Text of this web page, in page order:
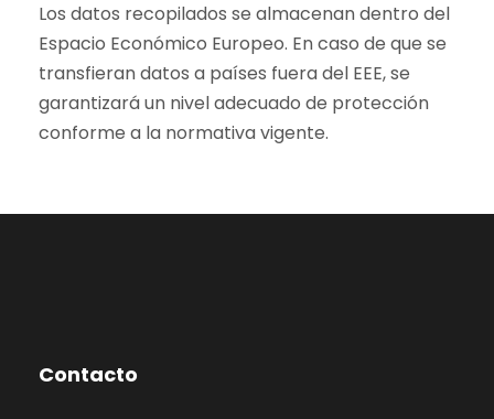
Los datos recopilados se almacenan dentro del
Espacio Económico Europeo. En caso de que se
transfieran datos a países fuera del EEE, se
garantizará un nivel adecuado de protección
conforme a la normativa vigente.
Contacto